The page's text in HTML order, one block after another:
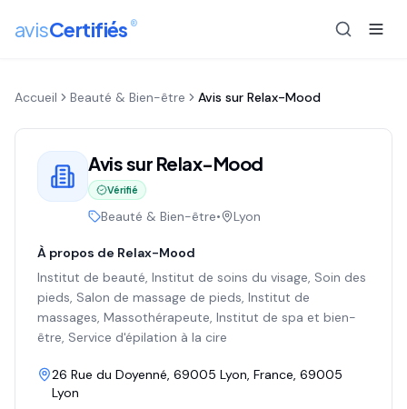
avisCertifiés ®
Accueil Beauté & Bien-être Avis sur Relax-Mood
Avis sur Relax-Mood
Vérifié
Beauté & Bien-être• Lyon
À propos de Relax-Mood
Institut de beauté, Institut de soins du visage, Soin des
pieds, Salon de massage de pieds, Institut de
massages, Massothérapeute, Institut de spa et bien-
être, Service d'épilation à la cire
26 Rue du Doyenné, 69005 Lyon, France, 69005
Lyon